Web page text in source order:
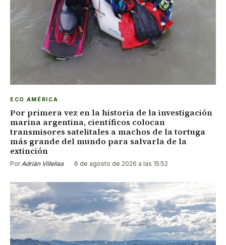
ECO AMÉRICA
Por primera vez en la historia de la investigación
marina argentina, científicos colocan
transmisores satelitales a machos de la tortuga
más grande del mundo para salvarla de la
extinción
Por Adrián Villellas · 6 de agosto de 2026 a las 15:52